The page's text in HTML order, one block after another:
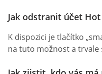
Jak odstranit účet
K dispozici je tlačítko
na tuto možnost a trvale